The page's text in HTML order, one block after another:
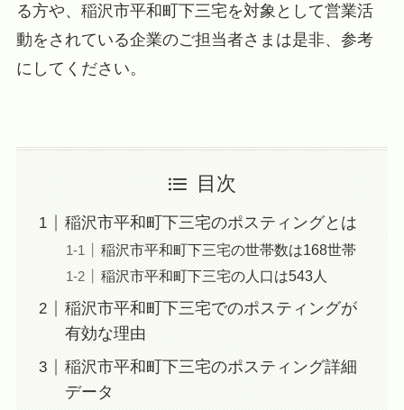
る方や、稲沢市平和町下三宅を対象として営業活
動をされている企業のご担当者さまは是非、参考
にしてください。
目次
稲沢市平和町下三宅のポスティングとは
稲沢市平和町下三宅の世帯数は168世帯
稲沢市平和町下三宅の人口は543人
稲沢市平和町下三宅でのポスティングが
有効な理由
稲沢市平和町下三宅のポスティング詳細
データ